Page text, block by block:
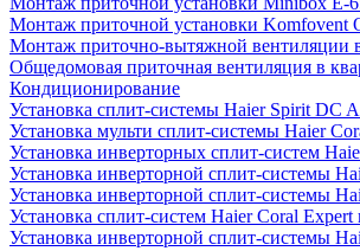
Монтаж приточной установки Komfovent
Монтаж приточно-вытяжной вентиляции
Общедомовая приточная вентиляция в
Кондиционирование
Установка сплит-системы Haier Spirit
Установка мульти сплит-системы Haier
Установка инверторных сплит-систем
Установка инверторной сплит-системы
Установка инверторной сплит-системы
Установка сплит-систем Haier Coral Expert
Установка инверторной сплит-системы